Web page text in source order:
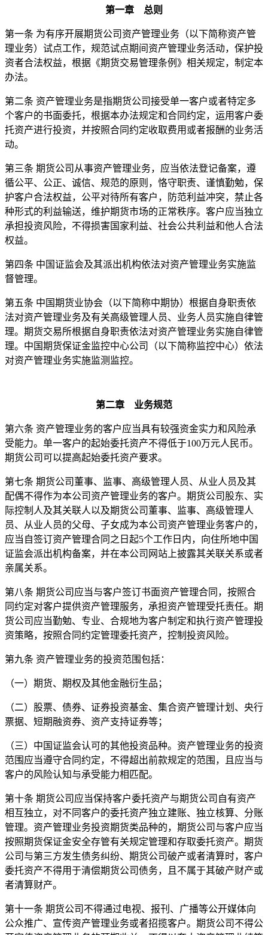
第一章 总则
第一条 为有序开展期货公司资产管理业务（以下简称资产管
理业务）试点工作，规范试点期间资产管理业务活动，保护投
资者合法权益，根据《期货交易管理条例》相关规定，制定本
办法。
第二条 资产管理业务是指期货公司接受单一客户或者特定多
个客户的书面委托，根据本办法规定和合同约定，运用客户委
托资产进行投资，并按照合同约定收取费用或者报酬的业务活
动。
第三条 期货公司从事资产管理业务，应当依法登记备案，遵
循公平、公正、诚信、规范的原则，恪守职责、谨慎勤勉，保
护客户合法权益，公平对待所有客户，防范利益冲突，禁止各
种形式的利益输送，维护期货市场的正常秩序。客户应当独立
承担投资风险，不得损害国家利益、社会公共利益和他人合法
权益。
第四条 中国证监会及其派出机构依法对资产管理业务实施监
督管理。
第五条 中国期货业协会（以下简称中期协）根据自身职责依
法对资产管理业务及有关高级管理人员、业务人员实施自律管
理。期货交易所根据自身职责依法对资产管理业务实施自律管
理。中国期货保证金监控中心公司（以下简称监控中心）依法
对资产管理业务实施监测监控。
第二章 业务规范
第六条 资产管理业务的客户应当具有较强资金实力和风险承
受能力。单一客户的起始委托资产不得低于100万元人民币。
期货公司可以提高起始委托资产要求。
第七条 期货公司董事、监事、高级管理人员、从业人员及其
配偶不得作为本公司资产管理业务的客户。期货公司股东、实
际控制人及其关联人以及期货公司董事、监事、高级管理人
员、从业人员的父母、子女成为本公司资产管理业务客户的，
应当自签订资产管理合同之日起5个工作日内，向住所地中国
证监会派出机构备案，并在本公司网站上披露其关联关系或者
亲属关系。
第八条 期货公司应当与客户签订书面资产管理合同，按照合
同约定对客户提供资产管理服务，承担资产管理受托责任。期
货公司应当勤勉、专业、合规地为客户制定和执行资产管理投
资策略，按照合同约定管理委托资产，控制投资风险。
第九条 资产管理业务的投资范围包括：
（一）期货、期权及其他金融衍生品；
（二）股票、债券、证券投资基金、集合资产管理计划、央行
票据、短期融资券、资产支持证券等；
（三）中国证监会认可的其他投资品种。资产管理业务的投资
范围应当遵守合同约定，不得超出前款规定的范围，且应当与
客户的风险认知与承受能力相匹配。
第十条 期货公司应当保持客户委托资产与期货公司自有资产
相互独立，对不同客户的委托资产独立建账、独立核算、分账
管理。资产管理业务投资期货类品种的，期货公司与客户应当
按照期货保证金安全存管有关规定管理和存取委托资产。期货
公司与第三方发生债务纠纷、期货公司破产或者清算时，客户
委托资产不得用于清偿期货公司债务，且不属于其破产财产或
者清算财产。
第十一条 期货公司不得通过电视、报刊、广播等公开媒体向
公众推广、宣传资产管理业务或者招揽客户。期货公司不得公